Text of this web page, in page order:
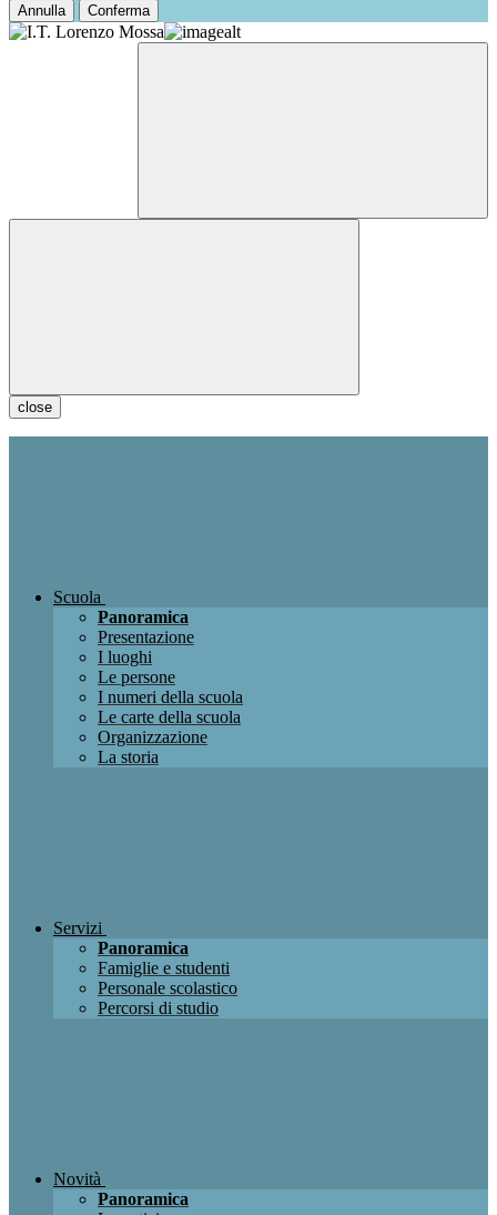
Annulla Conferma
close
Scuola
Panoramica
Presentazione
I luoghi
Le persone
I numeri della scuola
Le carte della scuola
Organizzazione
La storia
Servizi
Panoramica
Famiglie e studenti
Personale scolastico
Percorsi di studio
Novità
Panoramica